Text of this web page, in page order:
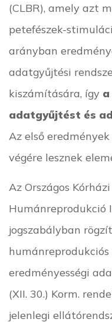
(CLBR), amely azt
petefészek-
arányban
adatgyűjtési
kiszámítására, így
adatgyűjtést és
Az első
végére lesznek
Az Országos
Humánreprodukció
jogszabályban
eredményességi
(XII. 30.) Korm.
jelenlegi